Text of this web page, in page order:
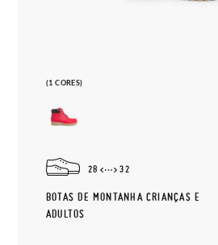
(1 CORES)
28 32
BOTAS DE MONTANHA CRIANÇAS E
ADULTOS